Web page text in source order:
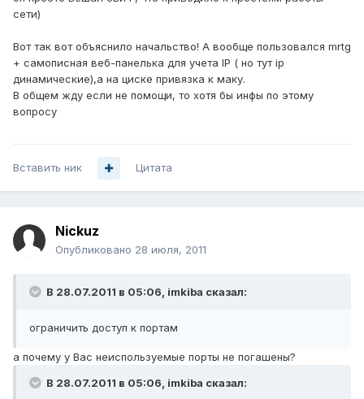
сети)
Вот так вот объяснило начальство! А вообще пользовался mrtg
+ самописная веб-панелька для учета IP ( но тут ip
динамические),а на циске привязка к маку.
В общем жду если не помощи, то хотя бы инфы по этому
вопросу
Вставить ник Цитата
Nickuz
Опубликовано 28 июля, 2011
В 28.07.2011 в 05:06, imkiba сказал:
ограничить доступ к портам
а почему у Вас неиспользуемые порты не погашены?
В 28.07.2011 в 05:06, imkiba сказал: